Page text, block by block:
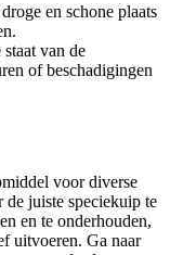
en schone plaats
van de
of beschadigingen
voor diverse
de juiste speciekuip te
en te onderhouden,
uitvoeren. Ga naar